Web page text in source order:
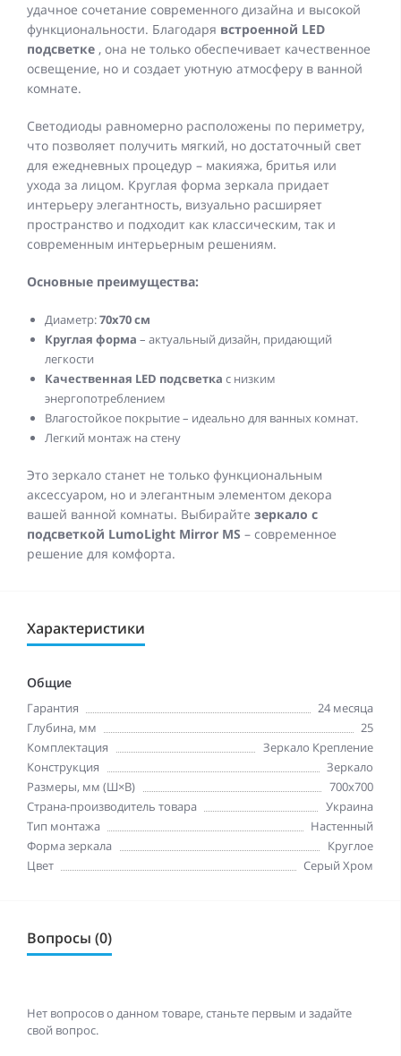
удачное сочетание современного дизайна и высокой
функциональности. Благодаря встроенной LED
подсветке , она не только обеспечивает качественное
освещение, но и создает уютную атмосферу в ванной
комнате.
Светодиоды равномерно расположены по периметру,
что позволяет получить мягкий, но достаточный свет
для ежедневных процедур – макияжа, бритья или
ухода за лицом. Круглая форма зеркала придает
интерьеру элегантность, визуально расширяет
пространство и подходит как классическим, так и
современным интерьерным решениям.
Основные преимущества:
Диаметр:70x70 см
Круглая форма – актуальный дизайн, придающий
легкости
Качественная LED подсветка с низким
энергопотреблением
Влагостойкое покрытие – идеально для ванных комнат.
Легкий монтаж на стену
Это зеркало станет не только функциональным
аксессуаром, но и элегантным элементом декора
вашей ванной комнаты. Выбирайте зеркало с
подсветкой LumoLight Mirror MS – современное
решение для комфорта.
Характеристики
Общие
Гарантия
24 месяца
Глубина, мм
25
Комплектация
Зеркало Крепление
Конструкция
Зеркало
Размеры, мм (Ш×В)
700x700
Страна-производитель товара
Украина
Тип монтажа
Настенный
Форма зеркала
Круглое
Цвет
Серый Хром
Вопросы (0)
Нет вопросов о данном товаре, станьте первым и задайте
свой вопрос.